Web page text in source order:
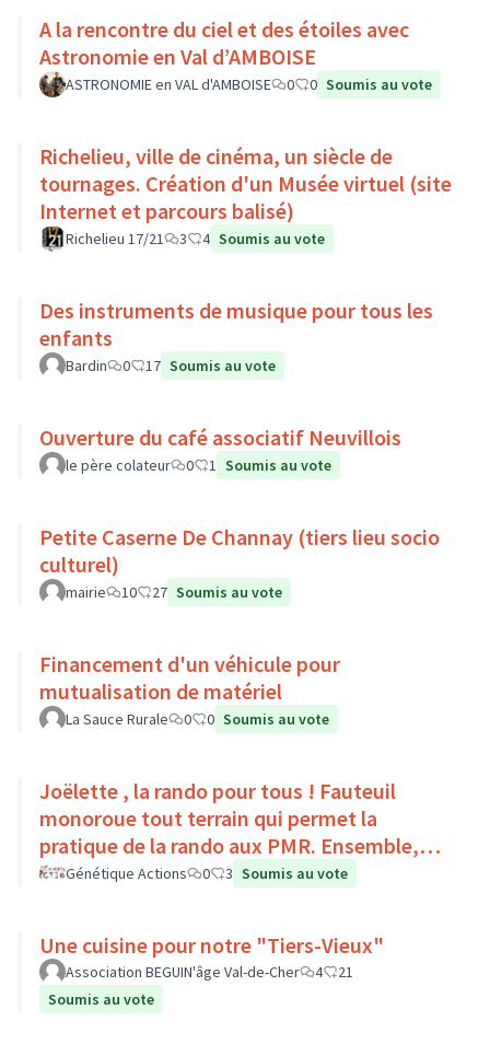
A la rencontre du ciel et des étoiles avec
Astronomie en Val d’AMBOISE
ASTRONOMIE en VAL d'AMBOISE 0 0 Soumis au vote
Richelieu, ville de cinéma, un siècle de
tournages. Création d'un Musée virtuel (site
Internet et parcours balisé)
Richelieu 17/21 3 4 Soumis au vote
Des instruments de musique pour tous les
enfants
Bardin 0 17 Soumis au vote
Ouverture du café associatif Neuvillois
le père colateur 0 1 Soumis au vote
Petite Caserne De Channay (tiers lieu socio
culturel)
mairie 10 27 Soumis au vote
Financement d'un véhicule pour
mutualisation de matériel
La Sauce Rurale 0 0 Soumis au vote
Joëlette , la rando pour tous ! Fauteuil
monoroue tout terrain qui permet la
pratique de la rando aux PMR. Ensemble,
faisons du sport :)
Génétique Actions 0 3 Soumis au vote
Une cuisine pour notre "Tiers-Vieux"
Association BEGUIN'âge Val-de-Cher 4
21
Soumis au vote